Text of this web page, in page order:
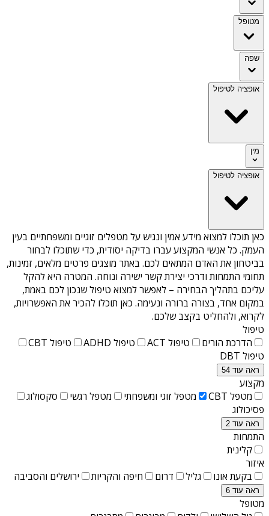
מטופל
שפה
אופציה לטיפול
מין
אופציה לטיפול
כאן תוכלו למצוא מידע אמין ונגיש על מטפלים זוגיים ומשפחתיים בעין
העמק. כל אנשי המקצוע עברו בדיקה יסודית, כדי שתוכלו לבחור
בביטחון את האדם המתאים לכם. באתר מוצגים פרטים מלאים, זמינות,
תחומי התמחות ודרכי יצירת קשר ישירה ונוחה. המטרה היא להקל
עליכם בתהליך הבחירה – לאפשר למצוא טיפול שנכון לכם באמת,
במקום אחד, בצורה ברורה ונעימה. כאן תוכלו להכיר את האפשרויות,
לקרוא, ולהחליט בקצב שלכם.
טיפול
הדרכת הורים
טיפול ACT טיפול ADHD
טיפול CBT
טיפול DBT
ראה עוד 54
מקצוע
מטפל CBT
מטפל זוגי ומשפחתי מטפל רגשי
סקסולוג
פסיכולוג
ראה עוד 2
התמחות
קלינית
איזור
בקעת אונו
גליל דרום חיפה והקריות ירושלים והסביבה
ראה עוד 6
מטופל